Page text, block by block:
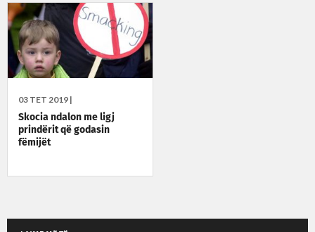
03 TET 2019 |
Skocia ndalon me ligj
prindërit që godasin
fëmijët